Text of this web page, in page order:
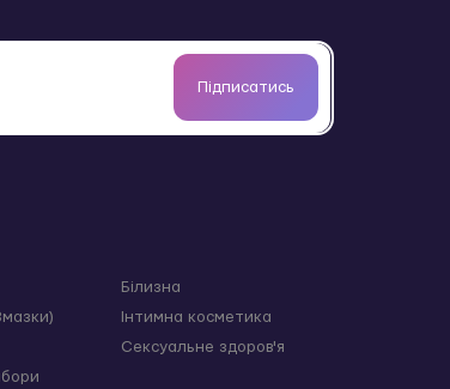
до сексуального здоров’я
Підписатись
Білизна
Інтимна косметика
Сексуальне здоров'я